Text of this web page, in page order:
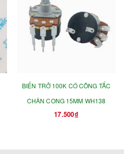
BIẾN TRỞ 100K CÓ CÔNG TẮC
CHÂN CONG 15MM WH138
17.500₫